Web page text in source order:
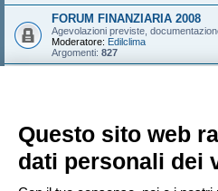
FORUM FINANZIARIA 2008
Agevolazioni previste,
Moderatore: Edilclima
Argomenti: 827
LOGIN
ISCRIVITI
Nome utente:
Questo sito web
dati personali dei